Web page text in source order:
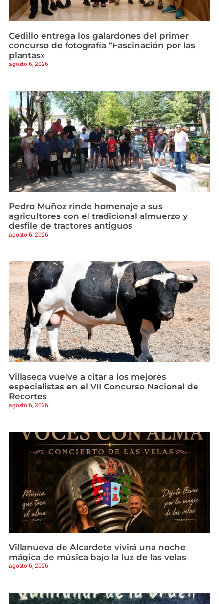
Cedillo entrega los galardones del primer
concurso de fotografía “Fascinación por las
plantas»
agosto 6, 2026
Pedro Muñoz rinde homenaje a sus
agricultores con el tradicional almuerzo y
desfile de tractores antiguos
agosto 6, 2026
Villaseca vuelve a citar a los mejores
especialistas en el VII Concurso Nacional de
Recortes
agosto 6, 2026
Villanueva de Alcardete vivirá una noche
mágica de música bajo la luz de las velas
agosto 6, 2026